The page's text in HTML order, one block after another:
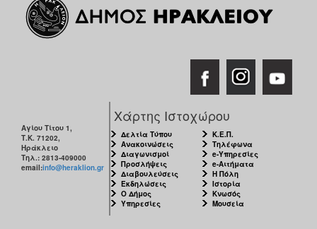
Αγίου Τίτου 1,
Τ.Κ. 71202,
Ηράκλειο
Τηλ.: 2813-409000
email:info@heraklion.gr
Χάρτης Ιστοχώρου
Δελτία Τύπου
Ανακοινώσεις
Διαγωνισμοί
Προσλήψεις
Διαβουλεύσεις
Εκδηλώσεις
Ο Δήμος
Υπηρεσίες
Κ.Ε.Π.
Τηλέφωνα
e-Υπηρεσίες
e-Αιτήματα
Η Πόλη
Ιστορία
Κνωσός
Μουσεία